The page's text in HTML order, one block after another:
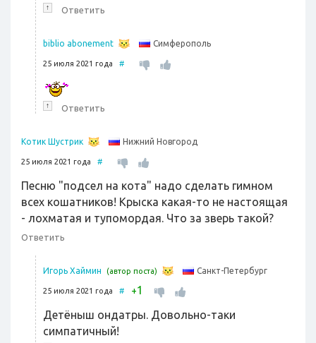
↑ Ответить
biblio abonement Симферополь
25 июля 2021 года #
↑ Ответить
Котик Шустрик Нижний Новгород
25 июля 2021 года #
Песню "подсел на кота" надо сделать гимном
всех кошатников! Крыска какая-то не настоящая
- лохматая и тупомордая. Что за зверь такой?
Ответить
Игорь Хаймин (автор поста) Санкт-Петербург
25 июля 2021 года # +1
Детёныш ондатры. Довольно-таки
симпатичный!